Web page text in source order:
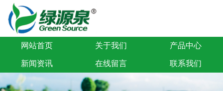
网站首页 关于我们 产品中心
新闻资讯 在线留言 联系我们